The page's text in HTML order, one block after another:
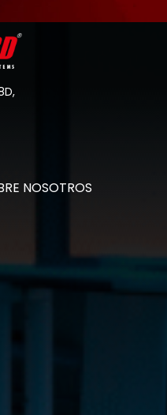
NOSOTROS